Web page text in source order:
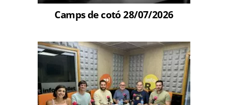
Camps de cotó 28/07/2026